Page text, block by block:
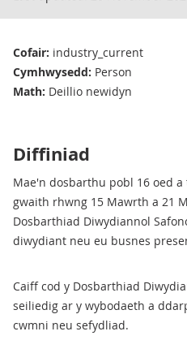
Cofair: industry_current
Cymhwysedd: Person
Math: Deillio newidyn
Diffiniad
Mae'n dosbarthu pobl 16 oed
gwaith rhwng 15 Mawrth a 21
Dosbarthiad Diwydiannol
diwydiant neu eu busnes
Caiff cod y Dosbarthiad
seiliedig ar y wybodaeth a
cwmni neu sefydliad.